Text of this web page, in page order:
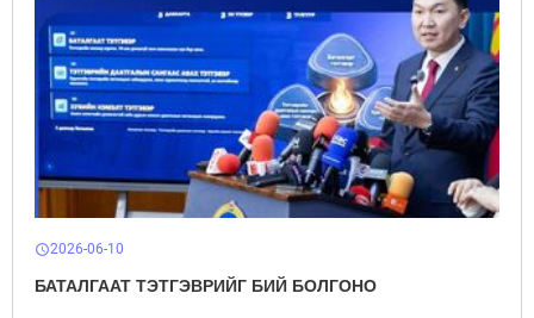
schedule2026-06-10
БАТАЛГААТ ТЭТГЭВРИЙГ БИЙ БОЛГОНО